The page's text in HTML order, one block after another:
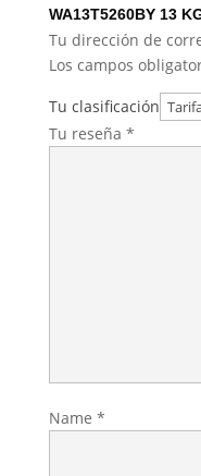
WA13T5260BY 13
Tu dirección de
Los campos
Tu clasificación
Tu reseña *
Name *